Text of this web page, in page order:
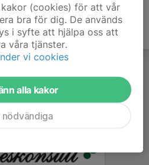
(cookies) för att vår
bra för dig. De används
i syfte att hjälpa oss att
våra tjänster.
vi cookies
alla kakor
nödvändiga